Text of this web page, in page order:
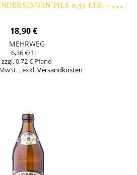
A
DLERBRAUEREI HUNDERSINGEN PILS 0,33 LTR. - 9 FLASCHEN
18,90 €
MEHRWEG
6,36 €/1l
0,72 €
,exkl.Versandkosten